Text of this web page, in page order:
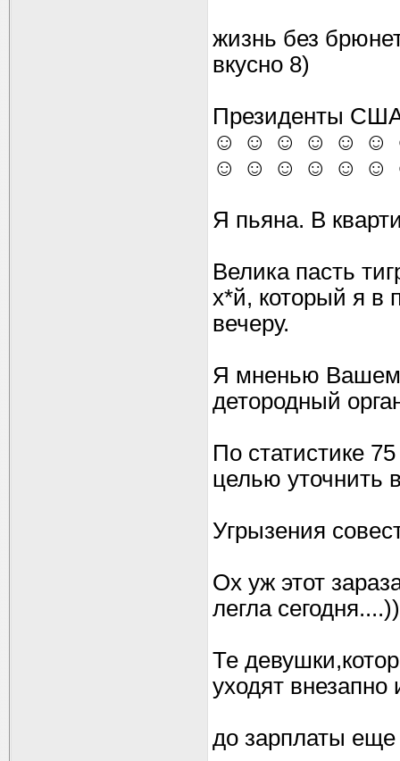
жизнь без
вкусно 8)
☺ ☺ ☺ ☺ ☺ ☺
☺ ☺ ☺ ☺ ☺ ☺
Я пьяна. В
Велика пасть
х*й, который я в
вечеру.
Я мненью
детородный
По статистике
целью уточнить
Угрызения
Ох уж этот
легла
Те
уходят внезапно
до зарплаты еще